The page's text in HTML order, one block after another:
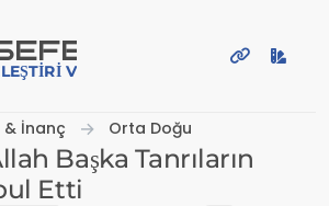
VE PAYLAŞIM PLATFORMU
& İnanç Orta Doğu
Başka Tanrıların
Etti